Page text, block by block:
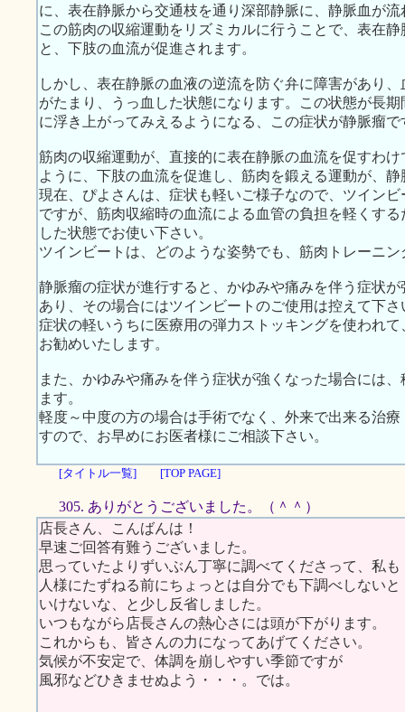
に、表在静脈から交通枝を通り深部静脈に、静脈血が流
この筋肉の収縮運動をリズミカルに行うことで、表在
と、下肢の血流が促進されます。
しかし、表在静脈の血液の逆流を防ぐ弁に障害があり
がたまり、うっ血した状態になります。この状態が長
に浮き上がってみえるようになる、この症状が静脈瘤で
筋肉の収縮運動が、直接的に表在静脈の血流を促すわ
ように、下肢の血流を促進し、筋肉を鍛える運動が、
現在、ぴよさんは、症状も軽いご様子なので、ツイン
ですが、筋肉収縮時の血流による血管の負担を軽くす
した状態でお使い下さい。
ツインビートは、どのような姿勢でも、筋肉トレーニ
静脈瘤の症状が進行すると、かゆみや痛みを伴う症状
あり、その場合にはツインビートのご使用は控えて下さ
症状の軽いうちに医療用の弾力ストッキングを使われ
お勧めいたします。
また、かゆみや痛みを伴う症状が強くなった場合には
ます。
軽度～中度の方の場合は手術でなく、外来で出来る治
すので、お早めにお医者様にご相談下さい。
[タイトル一覧] [TOP PAGE]
305. ありがとうございました。（＾＾）
店長さん、こんばんは！
早速ご回答有難うございました。
思っていたよりずいぶん丁寧に調べてくださって、私も
人様にたずねる前にちょっとは自分でも下調べしないと
いけないな、と少し反省しました。
いつもながら店長さんの熱心さには頭が下がります。
これからも、皆さんの力になってあげてください。
気候が不安定で、体調を崩しやすい季節ですが
風邪などひきませぬよう・・・。では。